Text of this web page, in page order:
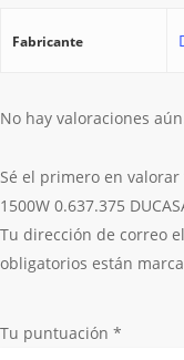
Fabricante
No hay valoraciones
Sé el primero en valorar
1500W 0.637.375
Tu dirección de correo
obligatorios están
Tu puntuación *